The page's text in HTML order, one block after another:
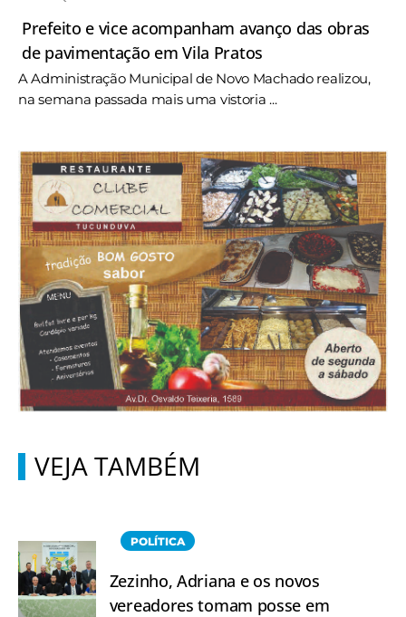
Prefeito e vice acompanham avanço das obras
de pavimentação em Vila Pratos
A Administração Municipal de Novo Machado realizou,
na semana passada mais uma vistoria ...
VEJA TAMBÉM
POLÍTICA
Zezinho, Adriana e os novos
vereadores tomam posse em